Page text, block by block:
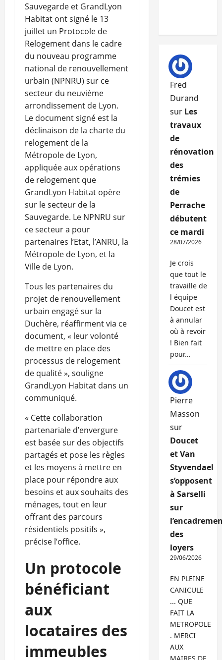
Sauvegarde et GrandLyon
Habitat ont signé le 13
juillet un Protocole de
Relogement dans le cadre
du nouveau programme
national de renouvellement
urbain (NPNRU) sur ce
secteur du neuvième
arrondissement de Lyon.
Le document signé est la
déclinaison de la charte du
relogement de la
Métropole de Lyon,
appliquée aux opérations
de relogement que
GrandLyon Habitat opère
sur le secteur de la
Sauvegarde. Le NPNRU sur
ce secteur a pour
partenaires l’Etat, l’ANRU, la
Métropole de Lyon, et la
Ville de Lyon.
Tous les partenaires du
projet de renouvellement
urbain engagé sur la
Duchère, réaffirment via ce
document, « leur volonté
de mettre en place des
processus de relogement
de qualité », souligne
GrandLyon Habitat dans un
communiqué.
« Cette collaboration
partenariale d’envergure
est basée sur des objectifs
partagés et pose les règles
et les moyens à mettre en
place pour répondre aux
besoins et aux souhaits des
ménages, tout en leur
offrant des parcours
résidentiels positifs »,
précise l’office.
Un protocole
bénéficiant
aux
locataires des
immeubles
Fred
Durand
sur Les
travaux
de
rénovation
des
trémies
de
Perrache
débutent
ce mardi
28/07/2026
Je crois
que tout le
travaille de
l équipe
Doucet est
à annular
où à revoir
! Bien fait
pour…
Pierre
Masson
sur
Doucet
et Van
Styvendael
s’opposent
à Sarselli
sur
des
loyers
29/06/2026
EN PLEINE
CANICULE
... QUE
FAIT LA
METROPOLE
. MERCI
AUX